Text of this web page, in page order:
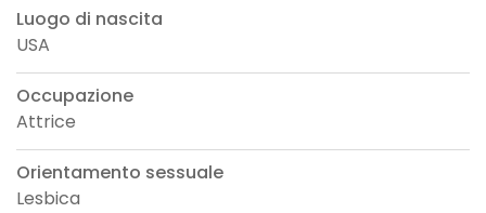
Luogo di nascita
USA
Occupazione
Attrice
Orientamento sessuale
Lesbica